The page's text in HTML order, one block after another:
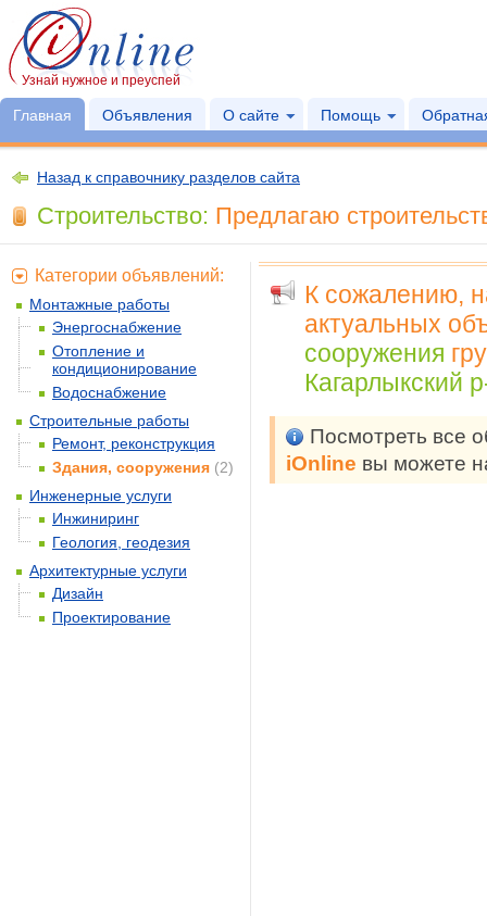
Узнай нужное и преуспей
Главная Объявления О сайте Помощь
Назад к справочнику разделов сайта
Строительство: Предлагаю
К сожалению,
актуальных
сооружения
Кагарлыкский
Посмотреть все
iOnline вы можете
Категории объявлений:
Монтажные работы
Энергоснабжение
Отопление и
кондиционирование
Водоснабжение
Строительные работы
Ремонт, реконструкция
Здания, сооружения (2)
Инженерные услуги
Инжиниринг
Геология, геодезия
Архитектурные услуги
Дизайн
Проектирование